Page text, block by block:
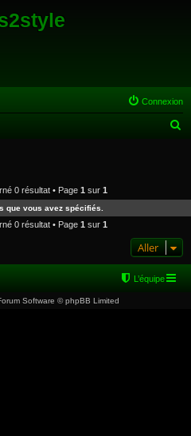
Connexion
e
c
h
0 résultat • Page 1 sur 1
que vous avez spécifiés.
0 résultat • Page 1 sur 1
Aller
L’équipe
Software © phpBB Limited